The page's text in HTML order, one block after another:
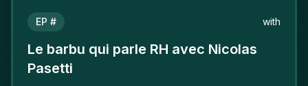
EP # with
Le barbu qui parle RH avec Nicolas
Pasetti